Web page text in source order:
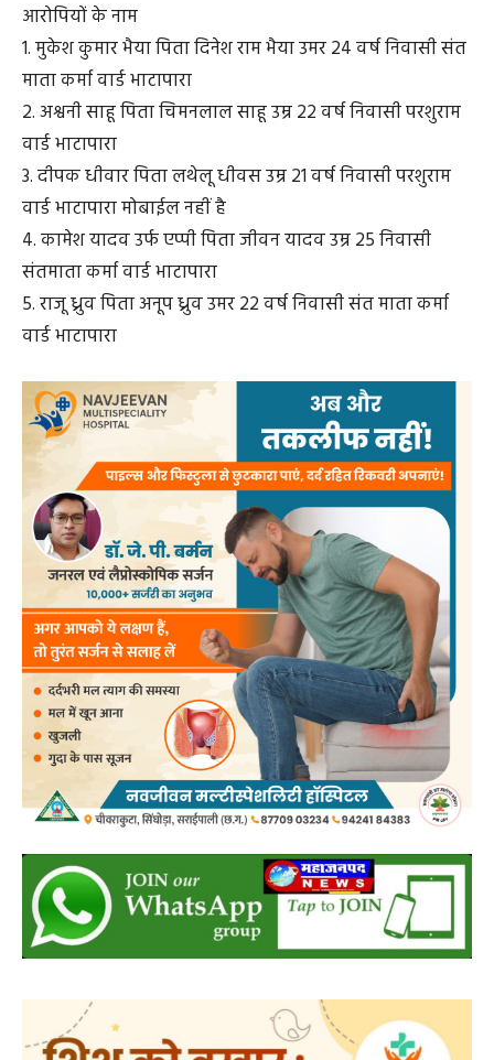
आरोपियों के नाम
1. मुकेश कुमार भैया पिता दिनेश राम भैया उमर 24 वर्ष निवासी संत
माता कर्मा वार्ड भाटापारा
2. अश्वनी साहू पिता चिमनलाल साहू उम्र 22 वर्ष निवासी परशुराम
वार्ड भाटापारा
3. दीपक धीवार पिता लथेलू धीवस उम्र 21 वर्ष निवासी परशुराम
वार्ड भाटापारा मोबाईल नहीं है
4. कामेश यादव उर्फ एप्पी पिता जीवन यादव उम्र 25 निवासी
संतमाता कर्मा वार्ड भाटापारा
5. राजू ध्रुव पिता अनूप ध्रुव उमर 22 वर्ष निवासी संत माता कर्मा
वार्ड भाटापारा